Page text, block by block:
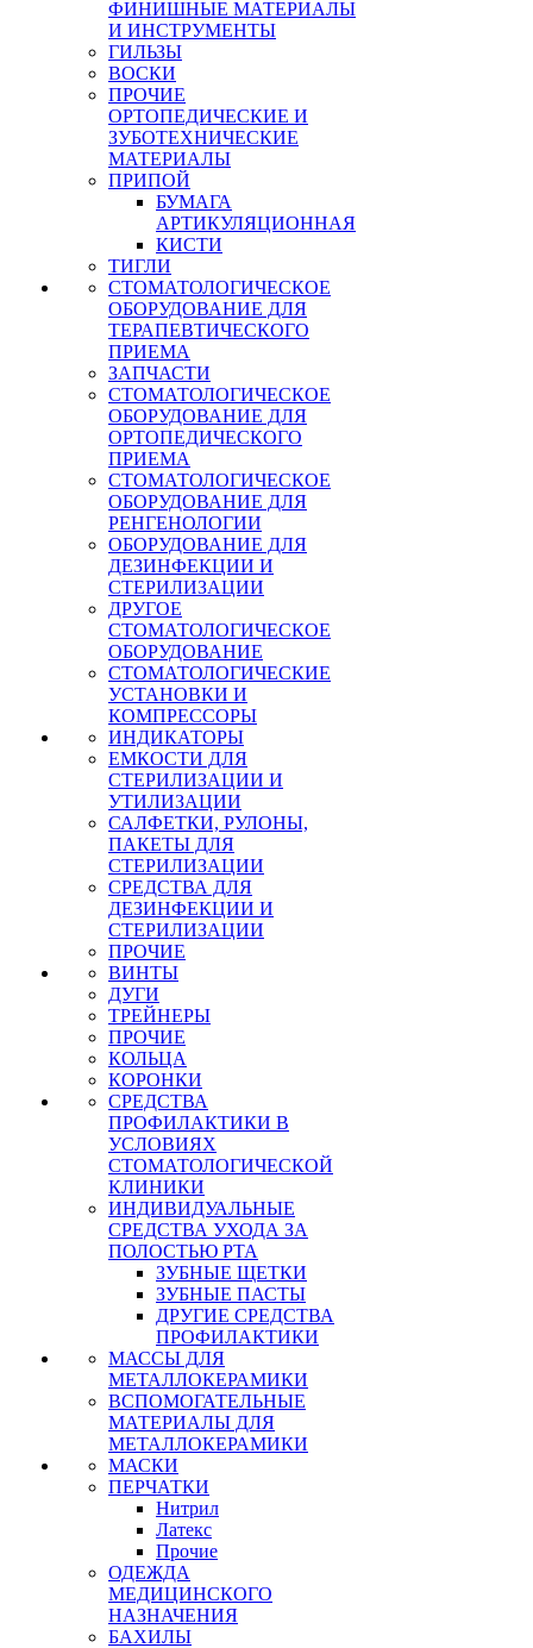
ФИНИШНЫЕ МАТЕРИАЛЫ
И ИНСТРУМЕНТЫ
ГИЛЬЗЫ
ВОСКИ
ПРОЧИЕ
ОРТОПЕДИЧЕСКИЕ И
ЗУБОТЕХНИЧЕСКИЕ
МАТЕРИАЛЫ
ПРИПОЙ
БУМАГА
АРТИКУЛЯЦИОННАЯ
КИСТИ
ТИГЛИ
СТОМАТОЛОГИЧЕСКОЕ
ОБОРУДОВАНИЕ ДЛЯ
ТЕРАПЕВТИЧЕСКОГО
ПРИЕМА
ЗАПЧАСТИ
СТОМАТОЛОГИЧЕСКОЕ
ОБОРУДОВАНИЕ ДЛЯ
ОРТОПЕДИЧЕСКОГО
ПРИЕМА
СТОМАТОЛОГИЧЕСКОЕ
ОБОРУДОВАНИЕ ДЛЯ
РЕНГЕНОЛОГИИ
ОБОРУДОВАНИЕ ДЛЯ
ДЕЗИНФЕКЦИИ И
СТЕРИЛИЗАЦИИ
ДРУГОЕ
СТОМАТОЛОГИЧЕСКОЕ
ОБОРУДОВАНИЕ
СТОМАТОЛОГИЧЕСКИЕ
УСТАНОВКИ И
КОМПРЕССОРЫ
ИНДИКАТОРЫ
ЕМКОСТИ ДЛЯ
СТЕРИЛИЗАЦИИ И
УТИЛИЗАЦИИ
САЛФЕТКИ, РУЛОНЫ,
ПАКЕТЫ ДЛЯ
СТЕРИЛИЗАЦИИ
СРЕДСТВА ДЛЯ
ДЕЗИНФЕКЦИИ И
СТЕРИЛИЗАЦИИ
ПРОЧИЕ
ВИНТЫ
ДУГИ
ТРЕЙНЕРЫ
ПРОЧИЕ
КОЛЬЦА
КОРОНКИ
СРЕДСТВА
ПРОФИЛАКТИКИ В
УСЛОВИЯХ
СТОМАТОЛОГИЧЕСКОЙ
КЛИНИКИ
ИНДИВИДУАЛЬНЫЕ
СРЕДСТВА УХОДА ЗА
ПОЛОСТЬЮ РТА
ЗУБНЫЕ ЩЕТКИ
ЗУБНЫЕ ПАСТЫ
ДРУГИЕ СРЕДСТВА
ПРОФИЛАКТИКИ
МАССЫ ДЛЯ
МЕТАЛЛОКЕРАМИКИ
ВСПОМОГАТЕЛЬНЫЕ
МАТЕРИАЛЫ ДЛЯ
МЕТАЛЛОКЕРАМИКИ
МАСКИ
ПЕРЧАТКИ
Нитрил
Латекс
Прочие
ОДЕЖДА
МЕДИЦИНСКОГО
НАЗНАЧЕНИЯ
БАХИЛЫ